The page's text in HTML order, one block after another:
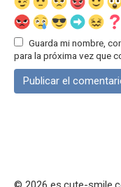
Guarda mi nombre,
para la próxima vez que